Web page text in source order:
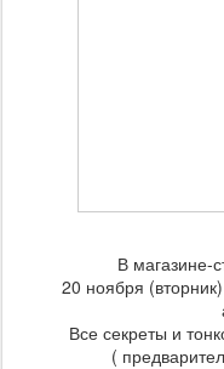
В магазине-
20 ноября
Все секреты и
(